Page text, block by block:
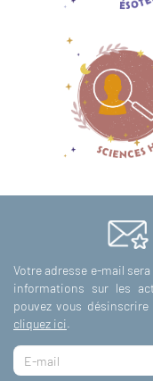
Votre adresse e-mail
informations sur les
pouvez vous
cliquez ici.